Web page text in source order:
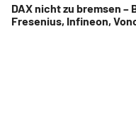
DAX nicht zu bremsen –
Fresenius, Infineon,